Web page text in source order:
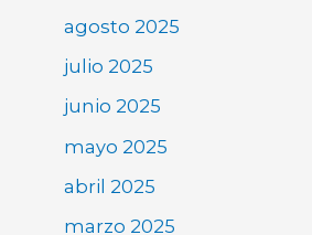
agosto 2025
julio 2025
junio 2025
mayo 2025
abril 2025
marzo 2025